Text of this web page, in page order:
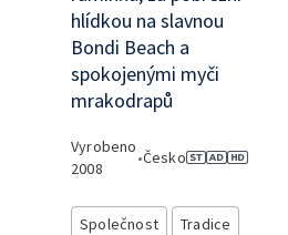
hlídkou na slavnou
Bondi Beach a
spokojenými myči
mrakodrapů
Vyrobeno
2008
•Česko
Společnost
Tradice